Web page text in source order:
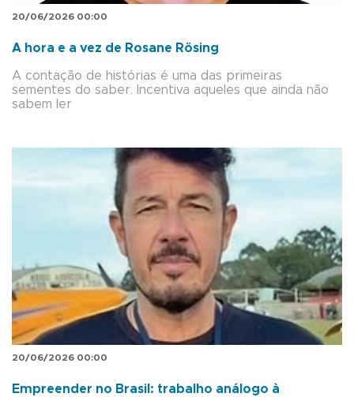
20/06/2026 00:00
A hora e a vez de Rosane Rösing
A contação de histórias é uma das primeiras
sementes do saber. Incentiva aqueles que ainda não
sabem ler
20/06/2026 00:00
Empreender no Brasil: trabalho análogo à